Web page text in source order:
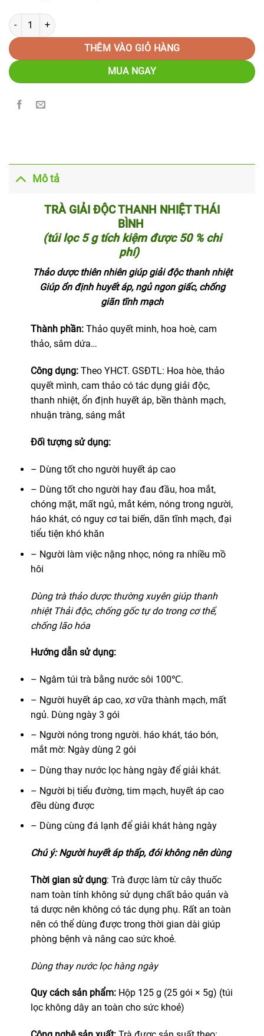
Trà giải độc thanh nhiệt Thái Bình 125g túi lọc số lượng
THÊM VÀO GIỎ HÀNG
MUA NGAY
Mô tả
TRÀ GIẢI ĐỘC THANH NHIỆT THÁI
BÌNH
(túi lọc 5 g tích kiệm được 50 % chi
phí)
Thảo dược thiên nhiên giúp giải độc thanh nhiệt
Giúp ổn định huyết áp, ngủ ngon giấc, chống
giãn tĩnh mạch
Thành phần: Thảo quyết minh, hoa hoè, cam
thảo, sâm dứa…
Công dụng: Theo YHCT. GSĐTL: Hoa hòe, thảo
quyết mình, cam thảo có tác dụng giải độc,
thanh nhiệt, ổn định huyết áp, bền thành mạch,
nhuận tràng, sáng mắt
Đối tượng sử dụng:
– Dùng tốt cho người huyết áp cao
– Dùng tốt cho người hay đau đầu, hoa mắt,
chóng mặt, mất ngủ, mắt kém, nóng trong người,
háo khát, có nguy cơ tai biến, dãn tĩnh mạch, đại
tiểu tiện khó khăn
– Người làm việc nặng nhọc, nóng ra nhiều mồ
hôi
Dùng trà thảo dược thường xuyên giúp thanh
nhiệt Thải độc, chống gốc tự do trong cơ thể,
chống lão hóa
Hướng dẫn sử dụng:
– Ngâm túi trà bằng nước sôi 100℃.
– Người huyết áp cao, xơ vữa thành mạch, mất
ngủ. Dùng ngày 3 gói
– Người nóng trong người. háo khát, táo bón,
mắt mờ: Ngày dùng 2 gói
– Dùng thay nước lọc hàng ngày để giải khát.
– Người bị tiểu đường, tim mạch, huyết áp cao
đều dùng được
– Dùng cùng đá lạnh để giải khát hàng ngày
Chú ý: Người huyết áp thấp, đói không nên dùng
Thời gian sử dụng: Trà được làm từ cây thuốc
nam toàn tính không sử dụng chất bảo quản và
tá dược nên không có tác dụng phụ. Rất an toàn
nên có thể dùng được trong thời gian dài giúp
phòng bệnh và nâng cao sức khoẻ.
Dùng thay nước lọc hàng ngày
Quy cách sản phẩm: Hộp 125 g (25 gói × 5g) (túi
lọc không dây an toàn cho sức khoẻ)